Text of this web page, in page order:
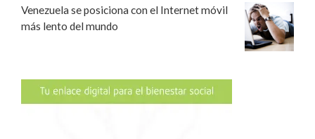
Venezuela se posiciona con el Internet móvil
más lento del mundo